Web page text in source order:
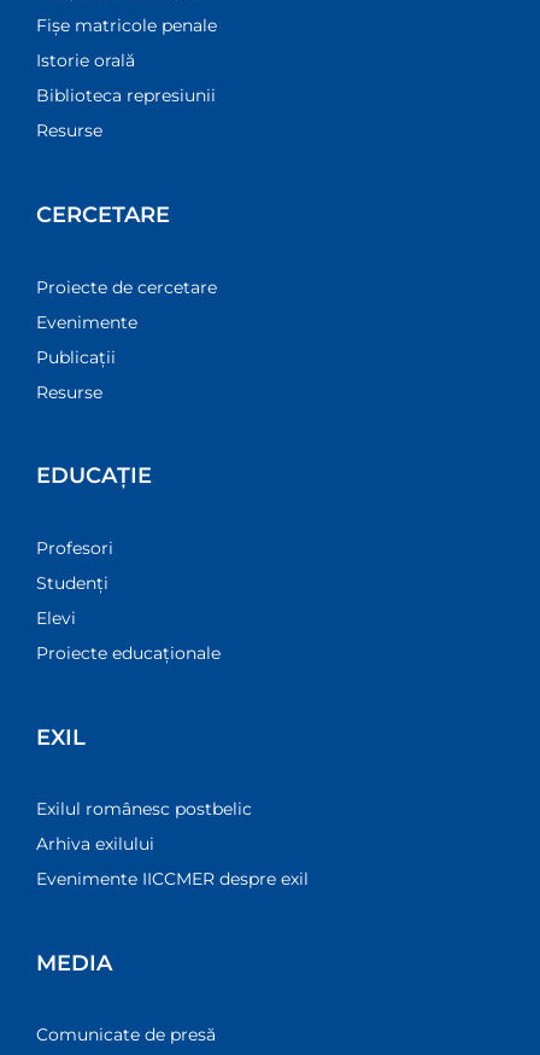
Fișe matricole penale
Istorie orală
Biblioteca represiunii
Resurse
CERCETARE
Proiecte de cercetare
Evenimente
Publicații
Resurse
EDUCAȚIE
Profesori
Studenți
Elevi
Proiecte educaționale
EXIL
Exilul românesc postbelic
Arhiva exilului
Evenimente IICCMER despre exil
MEDIA
Comunicate de presă